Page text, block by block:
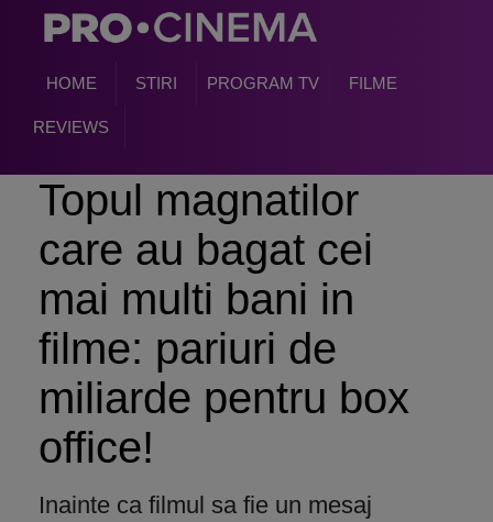
HOME STIRI PROGRAM TV FILME
REVIEWS
Topul magnatilor
care au bagat cei
mai multi bani in
filme: pariuri de
miliarde pentru box
office!
Inainte ca filmul sa fie un mesaj